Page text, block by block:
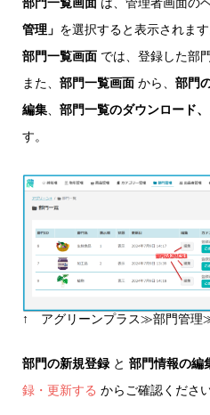
管理」 を選択すると表示されます
部門一覧画面 では、登録した部
また、 部門一覧画面 から、 部門
編集
部門一覧のダウンロード
す。
↑ アグリーンプラス≫部門管理
部門の新規登録 と 部門情報の編
録・更新する からご確認ください